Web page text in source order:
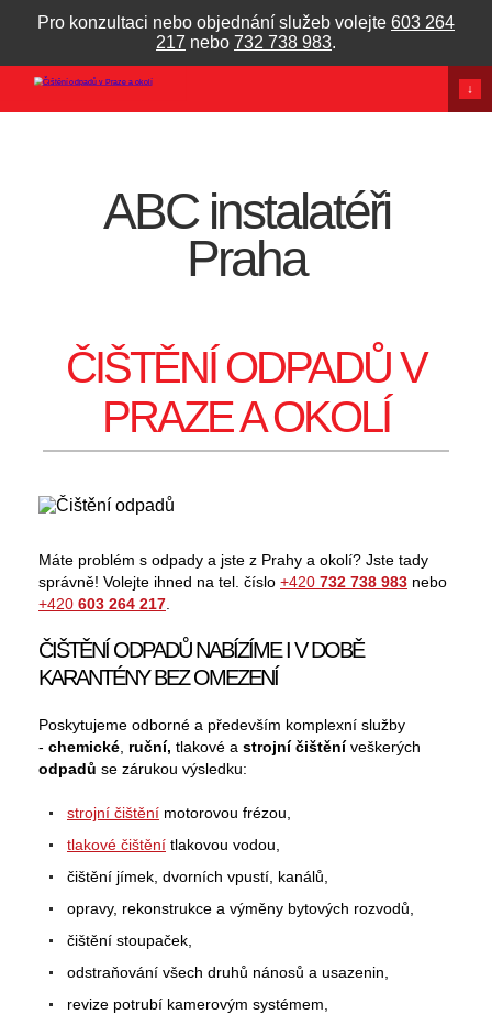
Pro konzultaci nebo objednání služeb volejte 603 264
217 nebo 732 738 983.
↓
ABC instalatéři
Praha
ČIŠTĚNÍ ODPADŮ V
PRAZE A OKOLÍ
Máte problém s odpady a jste z Prahy a okolí? Jste tady
správně! Volejte ihned na tel. číslo +420 732 738 983 nebo
+420 603 264 217
ČIŠTĚNÍ ODPADŮ NABÍZÍME I V DOBĚ
KARANTÉNY BEZ OMEZENÍ
Poskytujeme odborné a především komplexní služby
- chemické ruční, tlakové a strojní čištěníveškerých
odpadů se zárukou výsledku:
strojní čištění motorovou frézou,
tlakové čištění tlakovou vodou,
čištění jímek, dvorních vpustí, kanálů,
opravy, rekonstrukce a výměny bytových rozvodů,
čištění stoupaček,
odstraňování všech druhů nánosů a usazenin,
revize potrubí kamerovým systémem,